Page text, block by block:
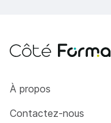
Côté Formations
À propos
Contactez-nous